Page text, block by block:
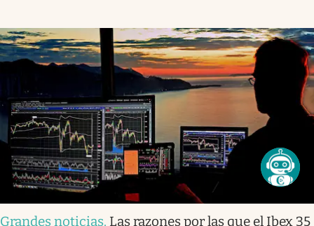
Grandes noticias. Las razones por las que el Ibex 35